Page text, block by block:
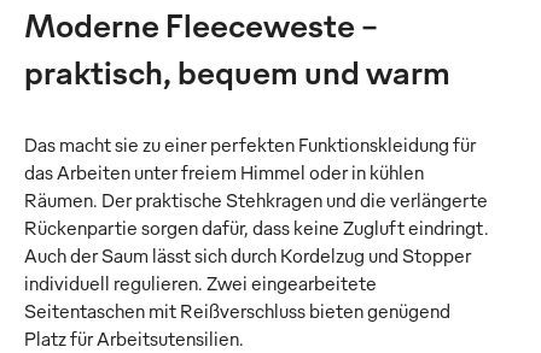
Moderne Fleeceweste –
praktisch, bequem und warm
Das macht sie zu einer perfekten Funktionskleidung für
das Arbeiten unter freiem Himmel oder in kühlen
Räumen. Der praktische Stehkragen und die verlängerte
Rückenpartie sorgen dafür, dass keine Zugluft eindringt.
Auch der Saum lässt sich durch Kordelzug und Stopper
individuell regulieren. Zwei eingearbeitete
Seitentaschen mit Reißverschluss bieten genügend
Platz für Arbeitsutensilien.